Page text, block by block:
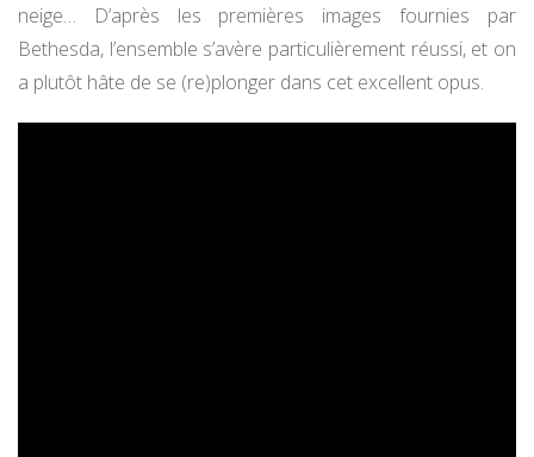
neige… D’après les premières images fournies par
Bethesda, l’ensemble s’avère particulièrement réussi, et on
a plutôt hâte de se (re)plonger dans cet excellent opus.